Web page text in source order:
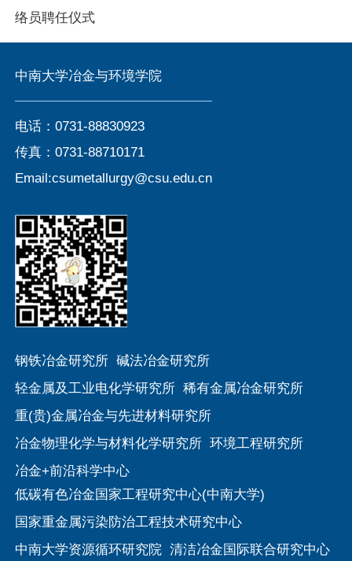
络员聘任仪式
中南大学冶金与环境学院
电话：0731-88830923
传真：0731-88710171
Email:csumetallurgy@csu.edu.cn
钢铁冶金研究所 碱法冶金研究所
轻金属及工业电化学研究所 稀有金属冶金研究所
重(贵)金属冶金与先进材料研究所
冶金物理化学与材料化学研究所 环境工程研究所
冶金+前沿科学中心
低碳有色冶金国家工程研究中心(中南大学)
国家重金属污染防治工程技术研究中心
中南大学资源循环研究院 清洁冶金国际联合研究中心